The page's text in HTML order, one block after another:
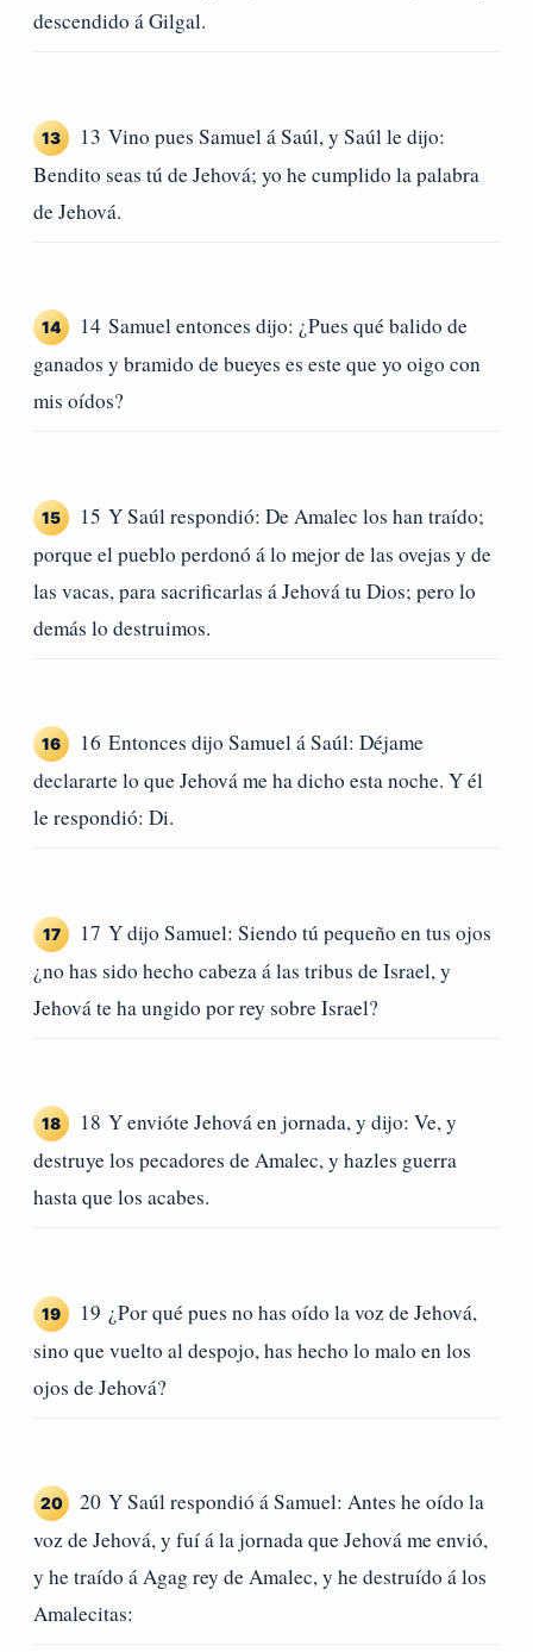
descendido á Gilgal.
13
13 Vino pues Samuel á Saúl, y Saúl le dijo:
Bendito seas tú de Jehová; yo he cumplido la palabra
de Jehová.
14
14 Samuel entonces dijo: ¿Pues qué balido de
ganados y bramido de bueyes es este que yo oigo con
mis oídos?
15
15 Y Saúl respondió: De Amalec los han traído;
porque el pueblo perdonó á lo mejor de las ovejas y de
las vacas, para sacrificarlas á Jehová tu Dios; pero lo
demás lo destruimos.
16
16 Entonces dijo Samuel á Saúl: Déjame
declararte lo que Jehová me ha dicho esta noche. Y él
le respondió: Di.
17
17 Y dijo Samuel: Siendo tú pequeño en tus ojos
¿no has sido hecho cabeza á las tribus de Israel, y
Jehová te ha ungido por rey sobre Israel?
18
18 Y envióte Jehová en jornada, y dijo: Ve, y
destruye los pecadores de Amalec, y hazles guerra
hasta que los acabes.
19
19 ¿Por qué pues no has oído la voz de Jehová,
sino que vuelto al despojo, has hecho lo malo en los
ojos de Jehová?
20
20 Y Saúl respondió á Samuel: Antes he oído la
voz de Jehová, y fuí á la jornada que Jehová me envió,
y he traído á Agag rey de Amalec, y he destruído á los
Amalecitas: